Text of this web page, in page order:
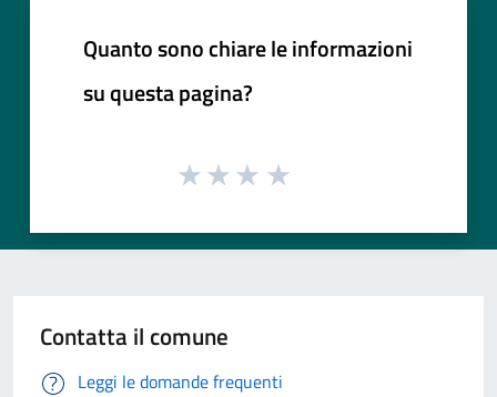
Quanto sono chiare le informazioni
su questa pagina?
Contatta il comune
Leggi le domande frequenti